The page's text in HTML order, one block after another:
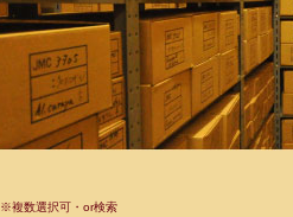
※複数選択可・or検索